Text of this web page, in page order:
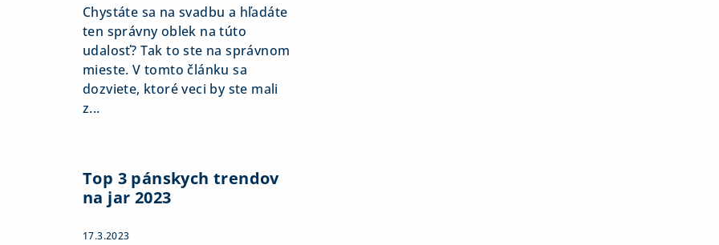
Chystáte sa na svadbu a hľadáte
ten správny oblek na túto
udalosť? Tak to ste na správnom
mieste. V tomto článku sa
dozviete, ktoré veci by ste mali
z...
Top 3 pánskych trendov
na jar 2023
17.3.2023